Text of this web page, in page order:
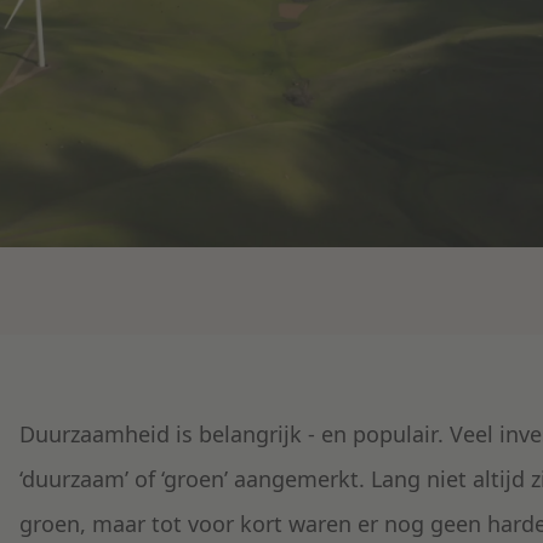
Duurzaamheid is belangrijk - en populair. Veel
‘duurzaam’ of ‘groen’ aangemerkt. Lang niet
groen, maar tot voor kort waren er nog geen